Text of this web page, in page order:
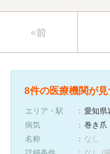
«前
8件の医療機関が
エリア・駅
愛知県
病気
巻き爪
名称
なし